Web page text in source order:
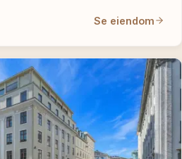
Se eiendom